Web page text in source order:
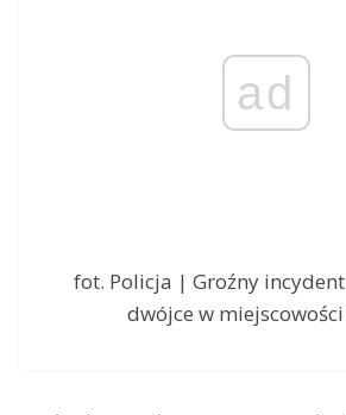
ad
fot. Policja | Groźny
dwójce w